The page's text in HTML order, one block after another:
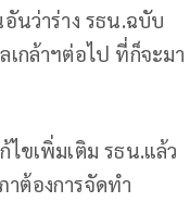
นว่าร่าง รธน.ฉบับ
กล้าฯต่อไป ที่ก็จะมา
ขเพิ่มเติม รธน.แล้ว
าต้องการจัดทำ